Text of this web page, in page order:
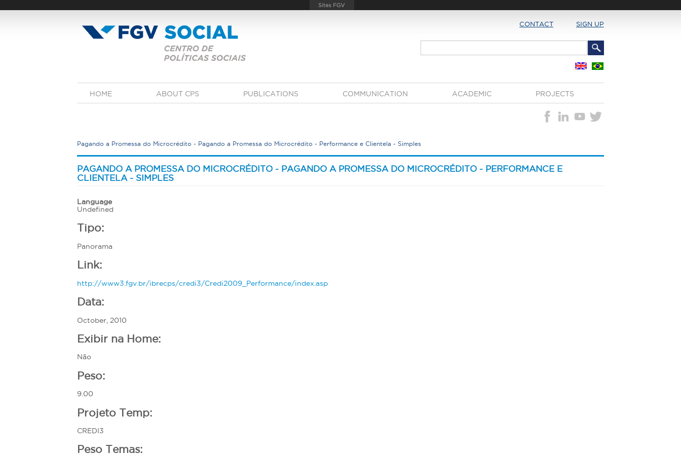
CONTACT SIGN UP
a
n
u
HOME ABOUT CPS PUBLICATIONS COMMUNICATION ACADEMIC PROJECTS
Y
o
u
r
e
h
r
e
Pagando a Promessa do Microcrédito - Pagando a Promessa do Microcrédito - Performance e Clientela - Simples
PAGANDO A PROMESSA DO MICROCRÉDITO - PAGANDO A PROMESSA DO MICROCRÉDITO - PERFORMANCE E
CLIENTELA - SIMPLES
Language
Undefined
Tipo:
Panorama
Link:
http://www3.fgv.br/ibrecps/credi3/Credi2009_Performance/index.asp
Data:
October, 2010
Exibir na Home:
Não
Peso:
9.00
Projeto Temp:
CREDI3
Peso Temas: